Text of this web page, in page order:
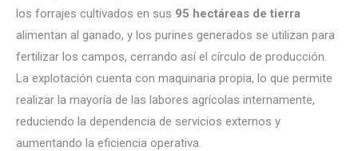
los forrajes cultivados en sus 95 hectáreas de tierra
alimentan al ganado, y los purines generados se utilizan para
fertilizar los campos, cerrando así el círculo de producción.
La explotación cuenta con maquinaria propia, lo que permite
realizar la mayoría de las labores agrícolas internamente,
reduciendo la dependencia de servicios externos y
aumentando la eficiencia operativa.